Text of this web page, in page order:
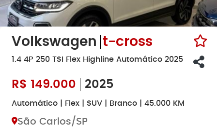
Volkswagen t-cross
1.4 4P 250 TSI Flex Highline Automático 2025
R$ 149.000 2025
Automático | Flex | SUV | Branco | 45.000 KM
São Carlos/SP